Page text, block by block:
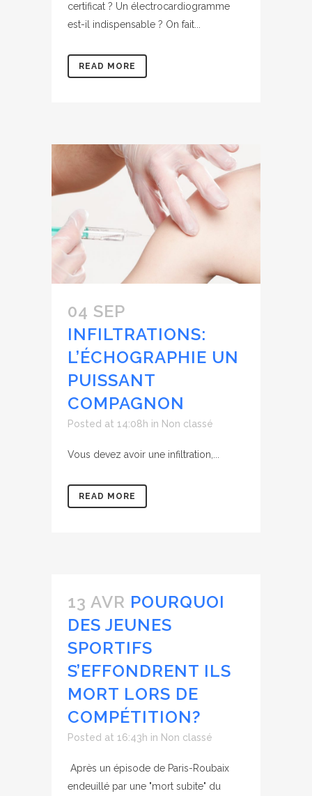
certificat ? Un électrocardiogramme
est-il indispensable ? On fait...
READ MORE
04 SEP
INFILTRATIONS:
L’ÉCHOGRAPHIE UN
PUISSANT
COMPAGNON
Posted at 14:08h in Non classé
Vous devez avoir une infiltration,...
READ MORE
13 AVR POURQUOI
DES JEUNES
SPORTIFS
S’EFFONDRENT ILS
MORT LORS DE
COMPÉTITION?
Posted at 16:43h in Non classé
Après un épisode de Paris-Roubaix
endeuillé par une "mort subite" du